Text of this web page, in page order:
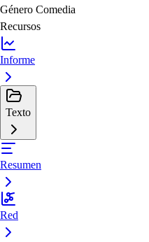
Género Comedia
Recursos
Informe
Texto
Resumen
Red